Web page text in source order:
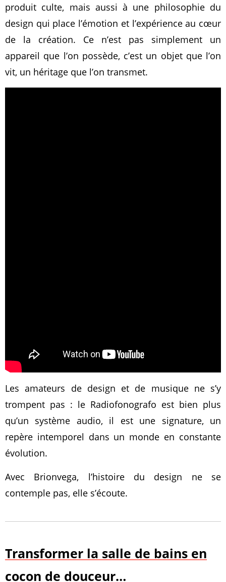
produit culte, mais aussi à une philosophie du
design qui place l’émotion et l’expérience au cœur
de la création. Ce n’est pas simplement un
appareil que l’on possède, c’est un objet que l’on
vit, un héritage que l’on transmet.
Les amateurs de design et de musique ne s’y
trompent pas : le Radiofonografo est bien plus
qu’un système audio, il est une signature, un
repère intemporel dans un monde en constante
évolution.
Avec Brionvega, l’histoire du design ne se
contemple pas, elle s’écoute.
Transformer la salle de bains en
cocon de douceur…